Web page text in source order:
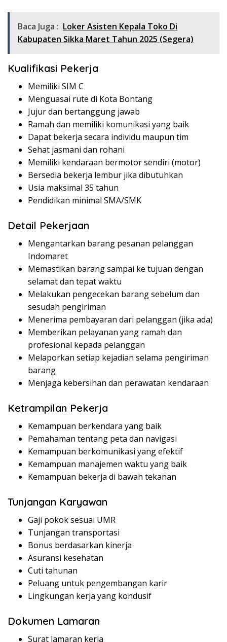
Baca Juga : Loker Asisten Kepala Toko Di
Kabupaten Sikka Maret Tahun 2025 (Segera)
Kualifikasi Pekerja
Memiliki SIM C
Menguasai rute di Kota Bontang
Jujur dan bertanggung jawab
Ramah dan memiliki komunikasi yang baik
Dapat bekerja secara individu maupun tim
Sehat jasmani dan rohani
Memiliki kendaraan bermotor sendiri (motor)
Bersedia bekerja lembur jika dibutuhkan
Usia maksimal 35 tahun
Pendidikan minimal SMA/SMK
Detail Pekerjaan
Mengantarkan barang pesanan pelanggan
Indomaret
Memastikan barang sampai ke tujuan dengan
selamat dan tepat waktu
Melakukan pengecekan barang sebelum dan
sesudah pengiriman
Menerima pembayaran dari pelanggan (jika ada)
Memberikan pelayanan yang ramah dan
profesional kepada pelanggan
Melaporkan setiap kejadian selama pengiriman
barang
Menjaga kebersihan dan perawatan kendaraan
Ketrampilan Pekerja
Kemampuan berkendara yang baik
Pemahaman tentang peta dan navigasi
Kemampuan berkomunikasi yang efektif
Kemampuan manajemen waktu yang baik
Kemampuan bekerja di bawah tekanan
Tunjangan Karyawan
Gaji pokok sesuai UMR
Tunjangan transportasi
Bonus berdasarkan kinerja
Asuransi kesehatan
Cuti tahunan
Peluang untuk pengembangan karir
Lingkungan kerja yang kondusif
Dokumen Lamaran
Surat lamaran kerja